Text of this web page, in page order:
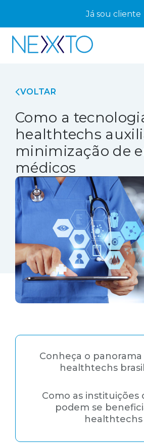
Já sou cliente
VOLTAR
Como a
healthtechs
minimização de
médicos
Conheça o
healthtechs
Como as instituições
podem se
healthtechs